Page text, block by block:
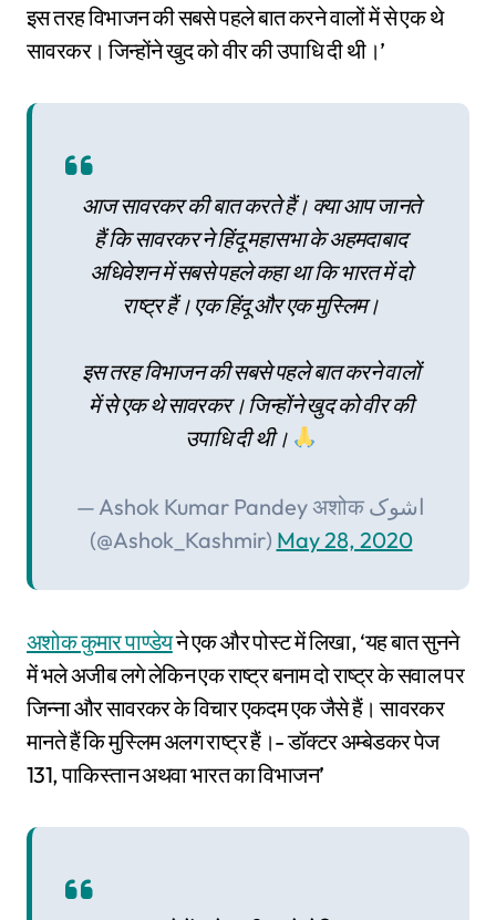
इस तरह विभाजन की सबसे पहले बात करने वालों में से एक थे
सावरकर। जिन्होंने खुद को वीर की उपाधि दी थी।’
आज सावरकर की बात करते हैं। क्या आप जानते
हैं कि सावरकर ने हिंदू महासभा के अहमदाबाद
अधिवेशन में सबसे पहले कहा था कि भारत में दो
राष्ट्र हैं। एक हिंदू और एक मुस्लिम।
इस तरह विभाजन की सबसे पहले बात करने वालों
में से एक थे सावरकर। जिन्होंने खुद को वीर की
उपाधि दी थी।
— Ashok Kumar Pandey अशोक اشوک
(@Ashok_Kashmir) May 28, 2020
अशोक कुमार पाण्डेयने एक और पोस्ट में लिखा, ‘यह बात सुनने
में भले अजीब लगे लेकिन एक राष्ट्र बनाम दो राष्ट्र के सवाल पर
जिन्ना और सावरकर के विचार एकदम एक जैसे हैं। सावरकर
मानते हैं कि मुस्लिम अलग राष्ट्र हैं।- डॉक्टर अम्बेडकर पेज
131, पाकिस्तान अथवा भारत का विभाजन’